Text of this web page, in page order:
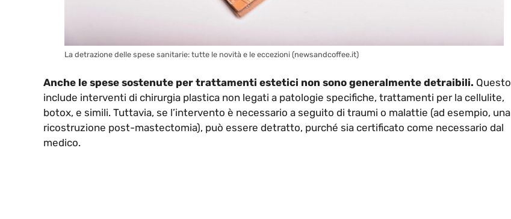
La detrazione delle spese sanitarie: tutte le novità e le eccezioni (newsandcoffee.it)
Anche le spese sostenute per trattamenti estetici non sono generalmente detraibili. Questo
include interventi di chirurgia plastica non legati a patologie specifiche, trattamenti per la cellulite,
botox, e simili. Tuttavia, se l’intervento è necessario a seguito di traumi o malattie (ad esempio, una
ricostruzione post-mastectomia), può essere detratto, purché sia certificato come necessario dal
medico.